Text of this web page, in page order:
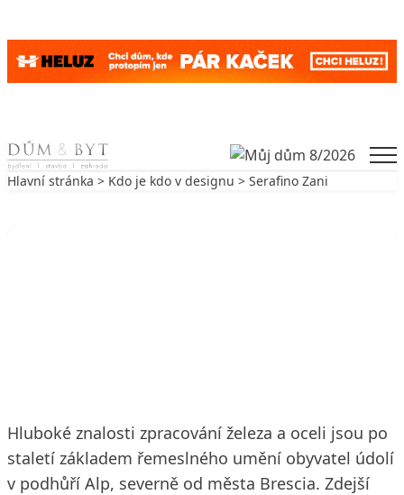
Skip to content
Hlavní stránka > Kdo je kdo v designu > Serafino Zani
Hluboké znalosti zpracování železa a oceli jsou po
staletí základem řemeslného umění obyvatel údolí
v podhůří Alp, severně od města Brescia. Zdejší